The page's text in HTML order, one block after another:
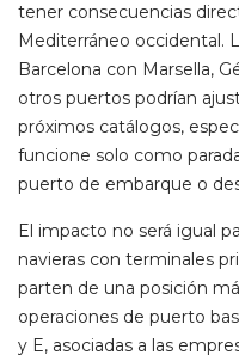
tener consecuencias
Mediterráneo occidental.
Barcelona con Marsella,
otros puertos podrían
próximos catálogos,
funcione solo como
puerto de embarque o
El impacto no será igual
navieras con terminales
parten de una posición
operaciones de puerto
y E, asociadas a las